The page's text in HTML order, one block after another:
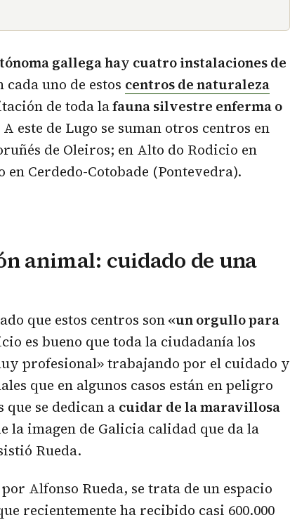
gallega hay cuatro instalaciones de
uno de estos centros de naturaleza
de toda lafauna silvestre enferma o
A este de Lugo se suman otros centros en
de Oleiros; en Alto do Rodicio en
Cerdedo-Cotobade (Pontevedra).
animal: cuidado de una
que estos centros son«un orgullo para
es bueno que toda la ciudadanía los
profesional» trabajando por el cuidado y
que en algunos casos están en peligro
se dedican a cuidar de la maravillosa
la imagen de Galicia calidad que da la
Rueda.
Alfonso Rueda, se trata de un espacio
recientemente ha recibido casi 600.000